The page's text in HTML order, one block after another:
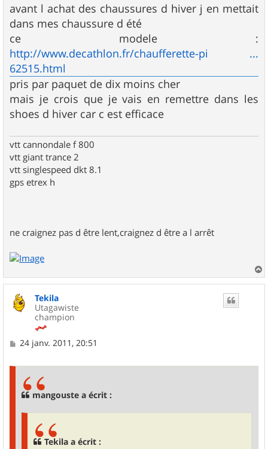
avant l achat des chaussures d hiver j en mettait
dans mes chaussure d été
ce modele :
http://www.decathlon.fr/chaufferette-pi ...
62515.html
pris par paquet de dix moins cher
mais je crois que je vais en remettre dans les
shoes d hiver car c est efficace
vtt cannondale f 800
vtt giant trance 2
vtt singlespeed dkt 8.1
gps etrex h
ne craignez pas d être lent,craignez d être a l arrêt
a
Tekila
Utagawiste
champion
M
24 janv. 2011, 20:51
mangouste a écrit :
Tekila a écrit :